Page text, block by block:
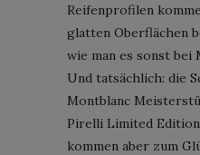
Reifenprofilen
glatten Oberflächen
wie man es sonst bei
Und tatsächlich: die
Montblanc
Pirelli Limited Edition
kommen aber zum